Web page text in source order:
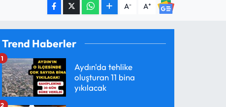
A- A+
Trend Haberler
Aydın'da tehlike
oluşturan 11 bina
yıkılacak
1
2